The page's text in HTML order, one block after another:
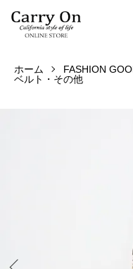
ホーム
FASHION
ベルト・その他